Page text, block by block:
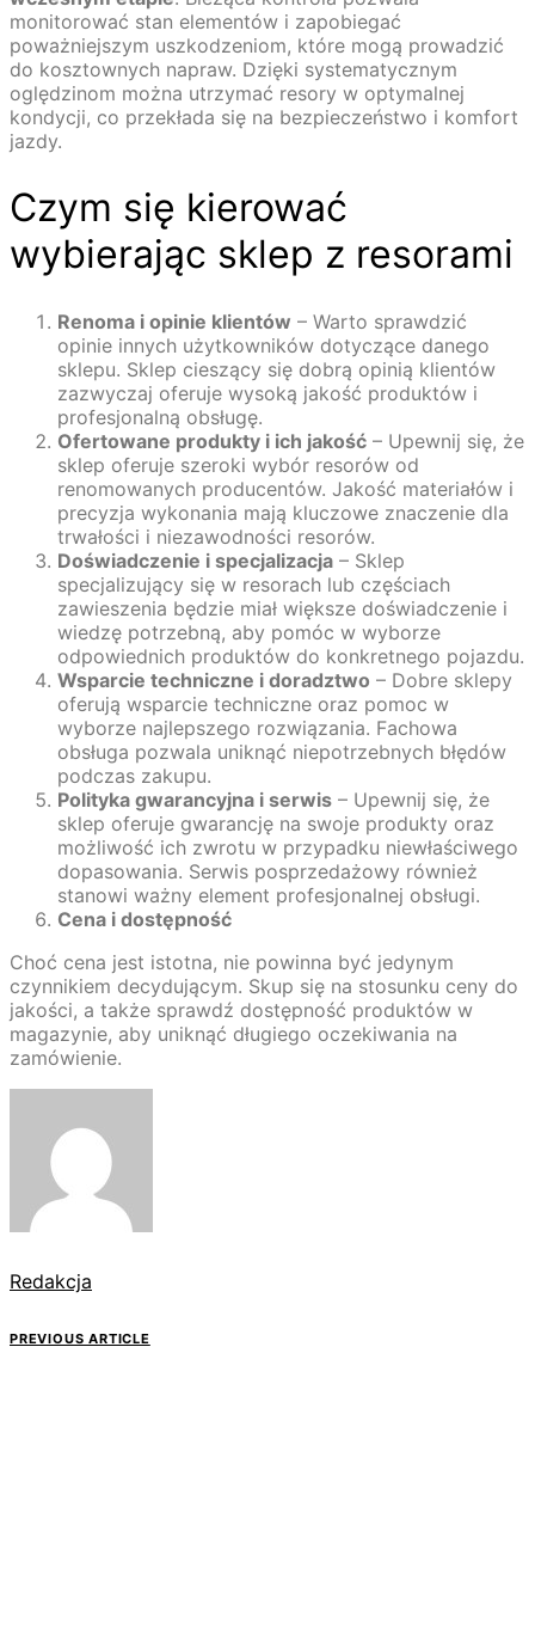
monitorować stan elementów i zapobiegać
poważniejszym uszkodzeniom, które mogą prowadzić
do kosztownych napraw. Dzięki systematycznym
oględzinom można utrzymać resory w optymalnej
kondycji, co przekłada się na bezpieczeństwo i komfort
jazdy.
Czym się kierować
wybierając sklep z resorami
Renoma i opinie klientów – Warto sprawdzić
opinie innych użytkowników dotyczące danego
sklepu. Sklep cieszący się dobrą opinią klientów
zazwyczaj oferuje wysoką jakość produktów i
profesjonalną obsługę.
Ofertowane produkty i ich jakość – Upewnij się, że
sklep oferuje szeroki wybór resorów od
renomowanych producentów. Jakość materiałów i
precyzja wykonania mają kluczowe znaczenie dla
trwałości i niezawodności resorów.
Doświadczenie i specjalizacja – Sklep
specjalizujący się w resorach lub częściach
zawieszenia będzie miał większe doświadczenie i
wiedzę potrzebną, aby pomóc w wyborze
odpowiednich produktów do konkretnego pojazdu.
Wsparcie techniczne i doradztwo – Dobre sklepy
oferują wsparcie techniczne oraz pomoc w
wyborze najlepszego rozwiązania. Fachowa
obsługa pozwala uniknąć niepotrzebnych błędów
podczas zakupu.
Polityka gwarancyjna i serwis – Upewnij się, że
sklep oferuje gwarancję na swoje produkty oraz
możliwość ich zwrotu w przypadku niewłaściwego
dopasowania. Serwis posprzedażowy również
stanowi ważny element profesjonalnej obsługi.
Cena i dostępność
Choć cena jest istotna, nie powinna być jedynym
czynnikiem decydującym. Skup się na stosunku ceny do
jakości, a także sprawdź dostępność produktów w
magazynie, aby uniknąć długiego oczekiwania na
zamówienie.
Redakcja
PREVIOUS ARTICLE